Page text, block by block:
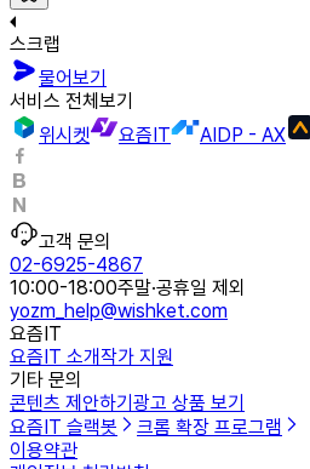
스크랩
물어보기
서비스 전체보기
위시켓
요즘IT AIDP - AX
고객 문의
02-6925-4867
10:00-18:00주말·공휴일 제외
yozm_help@wishket.com
요즘IT
요즘IT 소개작가 지원
기타 문의
콘텐츠 제안하기 광고 상품 보기
요즘IT 슬랙봇
크롬 확장 프로그램
이용약관